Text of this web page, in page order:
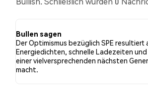
Bullen sagen
Der Optimismus bezüglich SPE resultiert
Energiedichten, schnelle Ladezeiten
einer vielversprechenden nächsten
macht.